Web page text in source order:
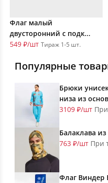
Флаг малый
двусторонний с подк...
549 ₽/шт Тираж 1-5 шт.
Популярные
Брюки
низа из
3109 ₽/шт
Балаклава
763 ₽/шт При
Флаг Виндер